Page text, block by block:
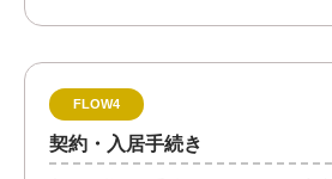
FLOW4
契約・入居手続き